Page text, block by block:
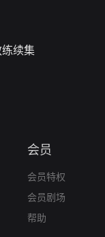
续集
会员
会员特权
会员剧场
帮助